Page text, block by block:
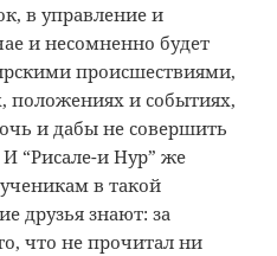
в управление и
и несомненно будет
происшествиями,
положениях и событиях,
и дабы не совершить
“Рисале-и Нур” же
в такой
друзья знают: за
что не прочитал ни